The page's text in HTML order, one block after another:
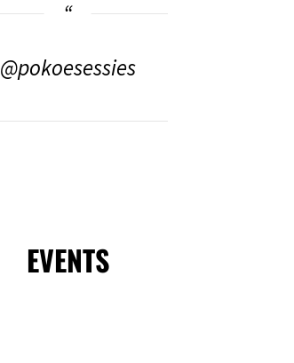
@pokoesessies
EVENTS